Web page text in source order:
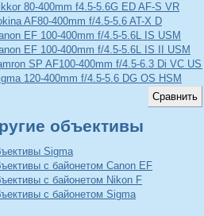
80-400mm f4.5-5.6G ED AF-S VR
AF80-400mm f/4.5-5.6 AT-X D
EF 100-400mm f/4.5-5.6L IS USM
EF 100-400mm f/4.5-5.6L IS II USM
SP AF100-400mm f/4.5-6.3 Di VC USD
120-400mm f/4.5-5.6 DG OS HSM
объективы
Sigma
с байонетом Canon EF
с байонетом Nikon F
с байонетом Sigma